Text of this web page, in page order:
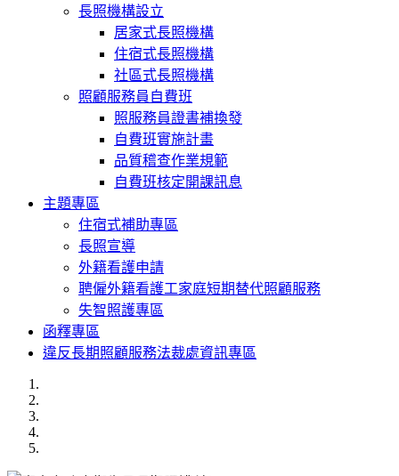
長照機構設立
居家式長照機構
住宿式長照機構
社區式長照機構
照顧服務員自費班
照服務員證書補換發
自費班實施計畫
品質稽查作業規範
自費班核定開課訊息
主題專區
住宿式補助專區
長照宣導
外籍看護申請
聘僱外籍看護工家庭短期替代照顧服務
失智照護專區
函釋專區
違反長期照顧服務法裁處資訊專區